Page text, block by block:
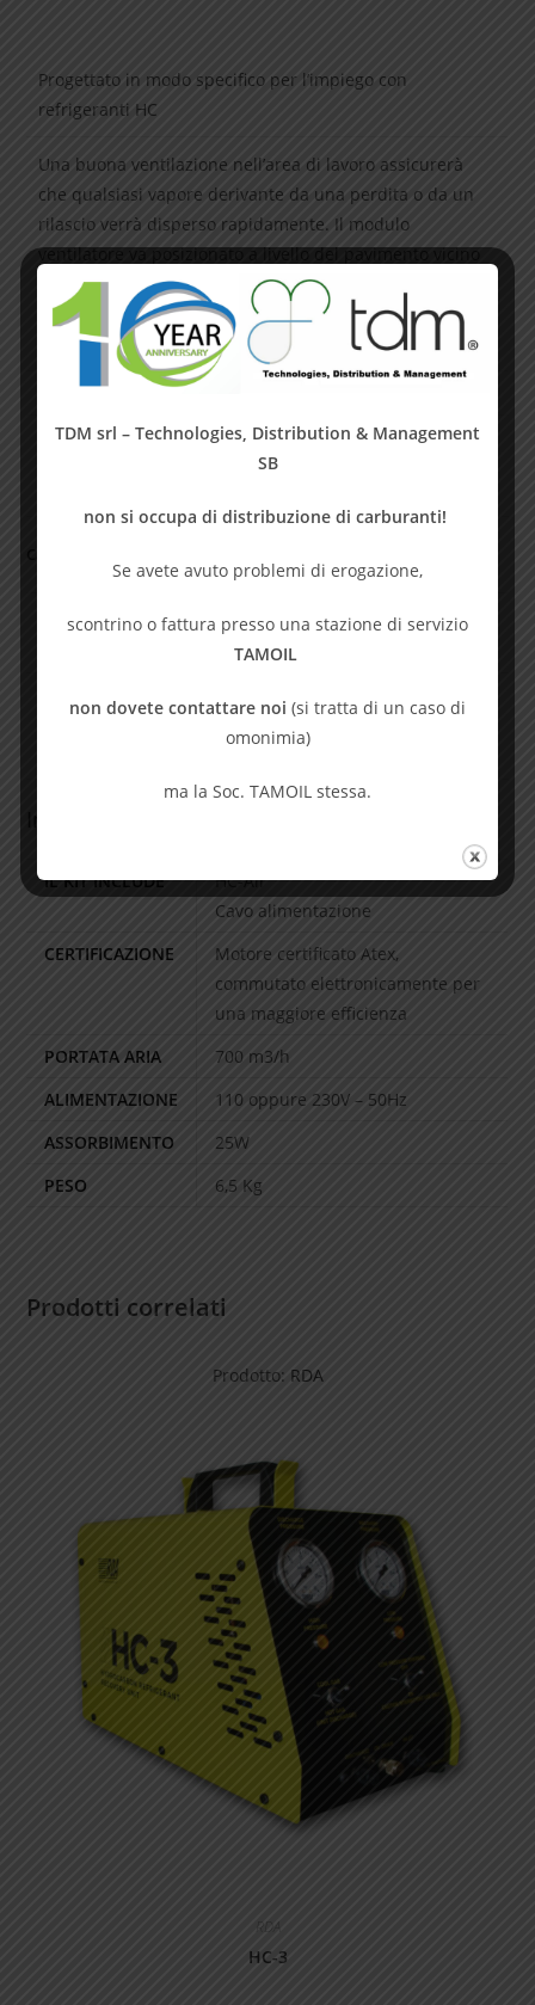
Progettato in modo specifico per l’impiego con
refrigeranti HC
Una buona ventilazione nell’area di lavoro assicurerà
che qualsiasi vapore derivante da una perdita o da un
rilascio verrà disperso rapidamente. Il modulo
ventilatore va posizionato a livello del pavimento vicino
all’area di lavoro e può essere collegato fino a 5 metri di
distanza. Si consiglia di accendere la ventola prima che
inizi la gestione del refrigerante.
SCHEDA TECNICA
INFORMAZIONI AGGIUNTIVE
RECENSIONI (0)
IL KIT INCLUDE
HC-Air
Cavo alimentazione
CERTIFICAZIONE
Motore certificato Atex,
commutato elettronicamente per
una maggiore efficienza
PORTATA ARIA
700 m3/h
ALIMENTAZIONE
110 oppure 230V – 50Hz
ASSORBIMENTO
25W
PESO
6,5 Kg
Prodotti correlati
Prodotto: RDA
RDA
HC-3
TDM srl – Technologies, Distribution & Management
SB
non si occupa di distribuzione di carburanti!
Se avete avuto problemi di erogazione,
scontrino o fattura presso una stazione di servizio
TAMOIL
non dovete contattare noi (si tratta di un caso di
omonimia)
ma la Soc. TAMOIL stessa.